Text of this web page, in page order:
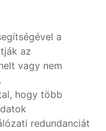
a
az
vagy nem
hogy több
redundanciát